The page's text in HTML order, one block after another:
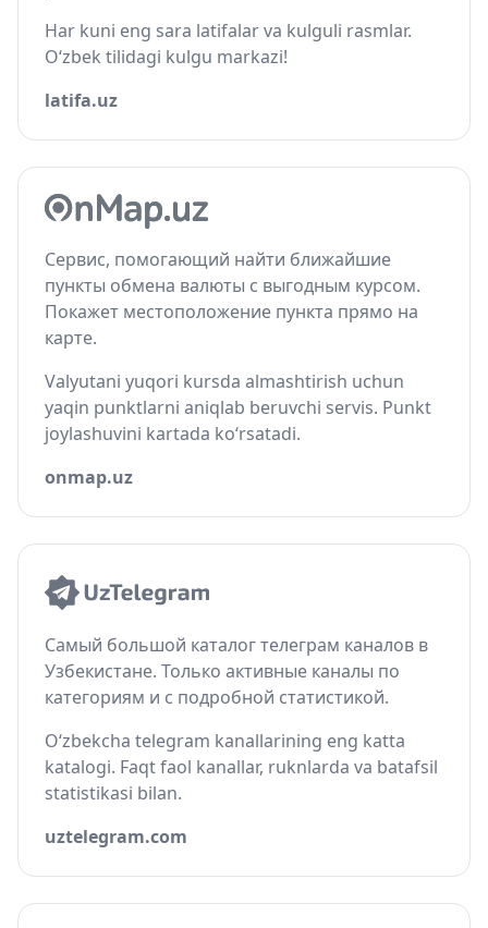
Har kuni eng sara latifalar va kulguli rasmlar.
O‘zbek tilidagi kulgu markazi!
latifa.uz
Сервис, помогающий найти ближайшие
пункты обмена валюты с выгодным курсом.
Покажет местоположение пункта прямо на
карте.
Valyutani yuqori kursda almashtirish uchun
yaqin punktlarni aniqlab beruvchi servis. Punkt
joylashuvini kartada ko‘rsatadi.
onmap.uz
Самый большой каталог телеграм каналов в
Узбекистане. Только активные каналы по
категориям и с подробной статистикой.
O‘zbekcha telegram kanallarining eng katta
katalogi. Faqt faol kanallar, ruknlarda va batafsil
statistikasi bilan.
uztelegram.com